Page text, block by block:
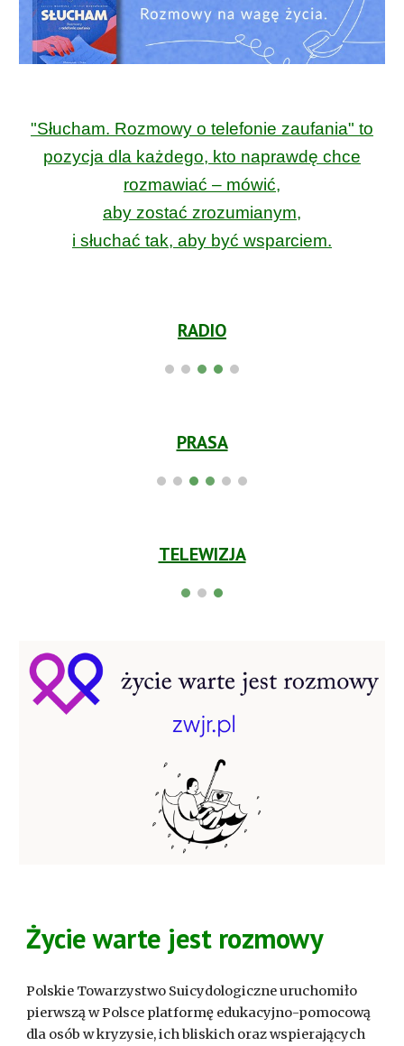
"Słucham. Rozmowy o telefonie zaufania" to
pozycja dla każdego, kto naprawdę chce
rozmawiać – mówić,
aby zostać zrozumianym,
i słuchać tak, aby być wsparciem.
RADIO
PRASA
TELEWIZJA
Życie warte jest rozmowy
Polskie Towarzystwo Suicydologiczne uruchomiło
pierwszą w Polsce platformę edukacyjno-pomocową
dla osób w kryzysie, ich bliskich oraz wspierających